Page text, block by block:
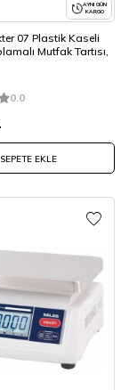
AYNI GÜN
KARGO
07 Plastik Kaseli
Mutfak Tartısı,
0.0
SEPETE EKLE